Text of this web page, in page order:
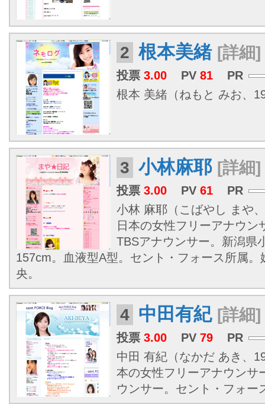
2 根本美緒 [詳細]
投票 3.00 PV 81
PR
根本 美緒（ねもと みお、
3 小林麻耶 [詳細]
投票 3.00 PV 61
PR
小林 麻耶（こばやし まや
日本の女性フリーアナウン
TBSアナウンサー。新潟県
157cm。血液型A型。セント・フォース所属
央。
4 中田有紀 [詳細]
投票 3.00 PV 79
PR
中田 有紀（なかだ あき、
本の女性フリーアナウンサ
ウンサー。セント・フォー